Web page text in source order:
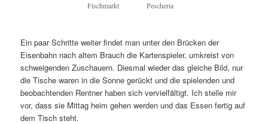
Fischmarkt
Pescheria
Ein paar Schritte weiter findet man unter den Brücken der
Eisenbahn nach altem Brauch die Kartenspieler, umkreist von
schweigenden Zuschauern. Diesmal wieder das gleiche Bild, nur
die Tische waren in die Sonne gerückt und die spielenden und
beobachtenden Rentner haben sich vervielfältigt. Ich stelle mir
vor, dass sie Mittag heim gehen werden und das Essen fertig auf
dem Tisch steht.